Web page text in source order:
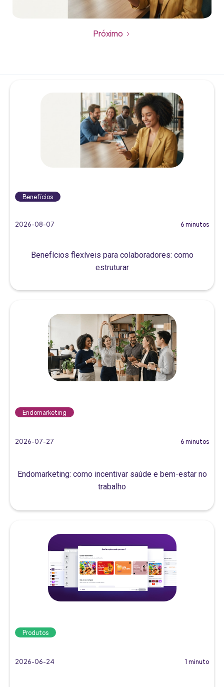
Próximo
Benefícios
2026-08-07 6 minutos
Benefícios flexíveis para colaboradores: como
estruturar
Endomarketing
2026-07-27 6 minutos
Endomarketing: como incentivar saúde e bem-estar no
trabalho
Produtos
2026-06-24 1 minuto